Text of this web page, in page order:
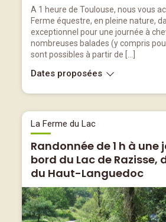
A 1 heure de Toulouse, nous vous
Ferme équestre, en pleine nature,
exceptionnel pour une journée à
nombreuses balades (y compris
sont possibles à partir de […]
Dates proposées
La Ferme du Lac
Randonnée de 1 h à une
bord du Lac de Razisse,
du Haut-Languedoc